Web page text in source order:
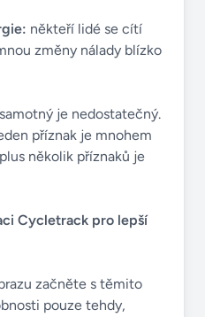
někteří lidé se cítí
změny nálady blízko
je nedostatečný.
příznak je mnohem
několik příznaků je
Cycletrack pro lepší
začněte s těmito
pouze tehdy,